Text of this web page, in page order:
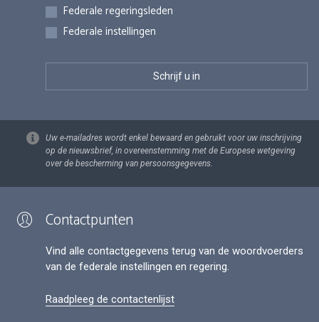
Federale regeringsleden
Federale instellingen
Uw e-mailadres wordt enkel bewaard en gebruikt voor uw inschrijving
op de nieuwsbrief, in overeenstemming met de Europese wetgeving
over de bescherming van persoonsgegevens.
Contactpunten
Vind alle contactgegevens terug van de woordvoerders
van de federale instellingen en regering.
Raadpleeg de contactenlijst